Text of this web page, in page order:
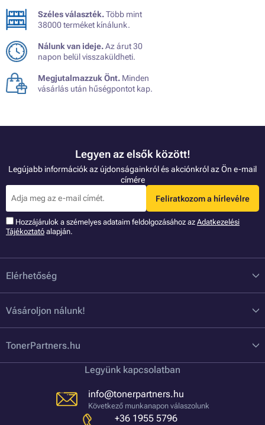
Széles választék.Több mint
38000 terméket kínálunk.
Nálunk van ideje.Az árut 30
napon belül visszaküldheti.
Megjutalmazzuk Önt. Minden
vásárlás után hűségpontot kap.
Legyen az elsők között!
Legújabb információk az újdonságainkról és akciónkról az Ön e-mail
címére
Feliratkozom a hírlevélre
Hozzájárulok a szémelyes adataim feldolgozásához az Adatkezelési
Tájékoztató alapján.
Elérhetőség
Vásároljon nálunk!
TonerPartners.hu
Legyünk kapcsolatban
info@tonerpartners.hu
Következő munkanapon válaszolunk
+36 1955 5796